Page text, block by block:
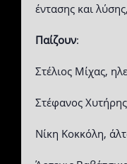
έντασης και
Παίζουν:
Στέλιος Μίχας,
Στέφανος
Νίκη Κοκκόλη,